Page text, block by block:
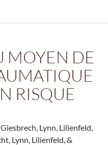
MOYEN DE
RISQUE
Lynn, Lilienfeld,
Lynn, Lilienfeld, &